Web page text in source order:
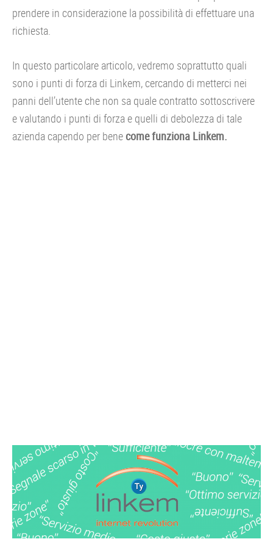
prendere in considerazione la possibilità di effettuare una
richiesta.
In questo particolare articolo, vedremo soprattutto quali
sono i punti di forza di Linkem, cercando di metterci nei
panni dell’utente che non sa quale contratto sottoscrivere
e valutando i punti di forza e quelli di debolezza di tale
azienda capendo per bene come funziona Linkem.